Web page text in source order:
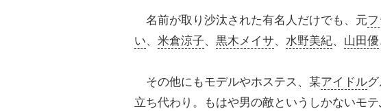
名前が取り沙汰された有名人だけでも、元
い、 米倉涼子、 黒木メイサ、 水野美紀、 山田優
その他にもモデルやホステス、某アイドル
立ち代わり。もはや男の敵というしかないモテ